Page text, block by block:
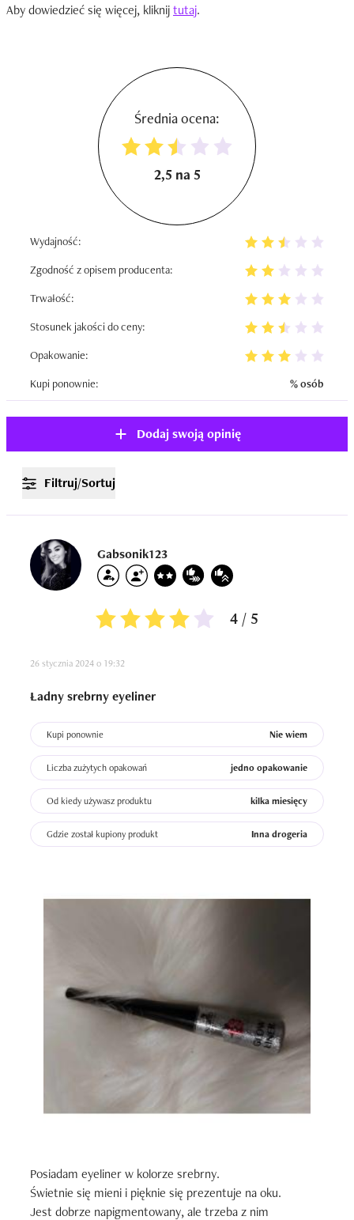
Aby dowiedzieć się więcej, kliknijtutaj.
Średnia ocena:
2,5 na 5
Wydajność:
Zgodność z opisem producenta:
Trwałość:
Stosunek jakości do ceny:
Opakowanie:
Kupi ponownie:
% osób
Dodaj swoją opinię
Filtruj/Sortuj
Gabsonik123
4 / 5
26 stycznia 2024 o 19:32
Ładny srebrny eyeliner
Kupi ponownie Nie wiem
Liczba zużytych opakowań jedno opakowanie
Od kiedy używasz produktu kilka miesięcy
Gdzie został kupiony produkt Inna drogeria
Posiadam eyeliner w kolorze srebrny.
Świetnie się mieni i pięknie się prezentuje na oku.
Jest dobrze napigmentowany, ale trzeba z nim